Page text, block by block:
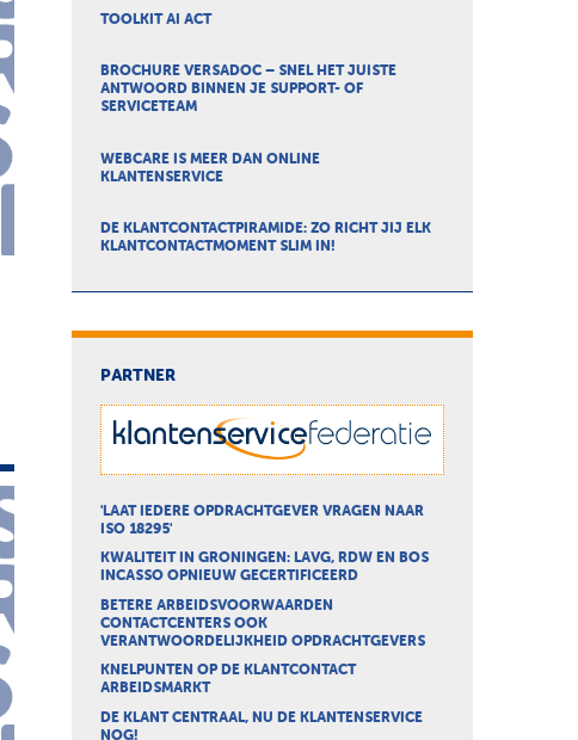
TOOLKIT AI ACT
BROCHURE VERSADOC – SNEL HET JUISTE
ANTWOORD BINNEN JE SUPPORT- OF
SERVICETEAM
WEBCARE IS MEER DAN ONLINE
KLANTENSERVICE
DE KLANTCONTACTPIRAMIDE: ZO RICHT JIJ ELK
KLANTCONTACTMOMENT SLIM IN!
PARTNER
'LAAT IEDERE OPDRACHTGEVER VRAGEN NAAR
ISO 18295'
KWALITEIT IN GRONINGEN: LAVG, RDW EN BOS
INCASSO OPNIEUW GECERTIFICEERD
BETERE ARBEIDSVOORWAARDEN
CONTACTCENTERS OOK
VERANTWOORDELIJKHEID OPDRACHTGEVERS
KNELPUNTEN OP DE KLANTCONTACT
ARBEIDSMARKT
DE KLANT CENTRAAL, NU DE KLANTENSERVICE
NOG!